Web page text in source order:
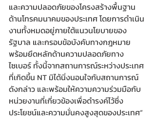
และความปลอดภัยของโครงสร้างพื้นฐาน
ด้านโทรคมนาคมของประเทศ โดยการดำเนิน
งานทั้งหมดอยู่ภายใต้แนวนโยบายของ
รัฐบาล และกรอบข้อบังคับทางกฎหมาย
พร้อมยึดหลักด้านความปลอดภัยทาง
ไซเบอร์ ทั้งนี้จากสถานการณ์ระหว่างประเทศ
ที่เกิดขึ้น NT มิได้นิ่งนอนใจกับสถานการณ์
ดังกล่าว และพร้อมให้ความความร่วมมือกับ
หน่วยงานที่เกี่ยวข้องเพื่อดำรงค์ไว้ซึ่ง
ประโยชน์และความมั่นคงสูงสุดของประเทศ”